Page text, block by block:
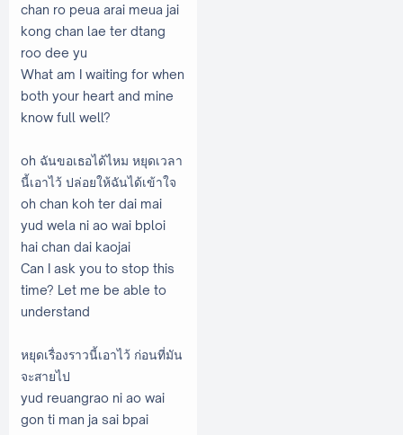
chan ro peua arai meua jai
kong chan lae ter dtang
roo dee yu
What am I waiting for when
both your heart and mine
know full well?
oh ฉันขอเธอได้ไหม หยุดเวลา
นี้เอาไว้ ปล่อยให้ฉันได้เข้าใจ
oh chan koh ter dai mai
yud wela ni ao wai bploi
hai chan dai kaojai
Can I ask you to stop this
time? Let me be able to
understand
หยุดเรื่องราวนี้เอาไว้ ก่อนที่มัน
จะสายไป
yud reuangrao ni ao wai
gon ti man ja sai bpai